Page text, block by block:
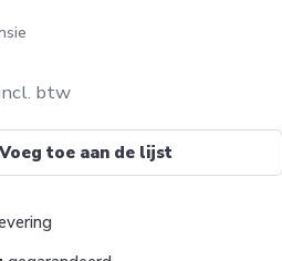
btw
toe aan de lijst